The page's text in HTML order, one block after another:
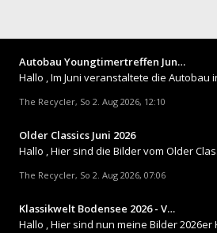
Autobau Youngtimertreffen Jun…
The Recycler, So 2. Aug 2026, 12:10
Older Classics Juni 2026
The Recycler, So 2. Aug 2026, 07:06
Klassikwelt Bodensee 2026 - V…